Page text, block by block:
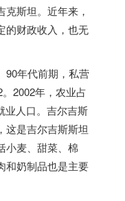
斯坦。近年来，
的财政收入，也无
90年代前期，私营
2002年，农业占
业人口。吉尔吉斯
这是吉尔吉斯斯坦
小麦、甜菜、棉
和奶制品也是主要